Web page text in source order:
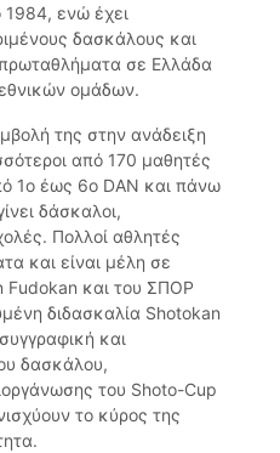
1984, ενώ έχει
δασκάλους και
σε Ελλάδα
ομάδων.
της στην ανάδειξη
από 170 μαθητές
1ο έως 6ο DAN και πάνω
δάσκαλοι,
Πολλοί αθλητές
και είναι μέλη σε
Fudokan και του ΣΠΟΡ
διδασκαλία Shotokan
και
δασκάλου,
του Shoto-Cup
το κύρος της